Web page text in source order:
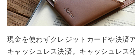
現金を使わずクレジットカードや決済
キャッシュレス決済。キャッシュレス